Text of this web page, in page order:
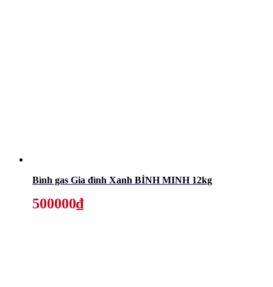
Bình gas Gia đình Xanh BÌNH MINH 12kg
500000₫